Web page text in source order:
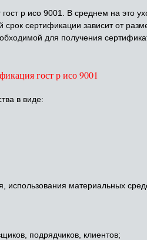
р исо 9001. В среднем на это
сертификации зависит от
для получения
гост р исо 9001
в виде:
использования материальных
подрядчиков, клиентов;